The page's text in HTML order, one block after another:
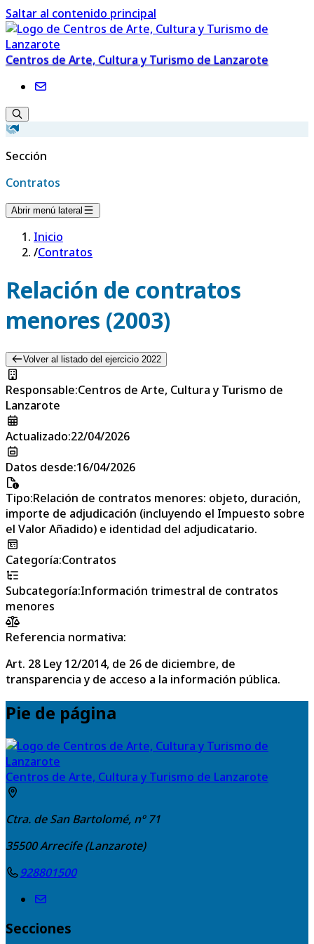
Saltar al contenido principal
Centros de Arte, Cultura y Turismo de Lanzarote
Sección
Contratos
Abrir menú lateral
Inicio
/Contratos
Relación de contratos
menores (2003)
Volver al listado del ejercicio 2022
Responsable:Centros de Arte, Cultura y Turismo de
Lanzarote
Actualizado:22/04/2026
Datos desde:16/04/2026
Tipo:Relación de contratos menores: objeto, duración,
importe de adjudicación (incluyendo el Impuesto sobre
el Valor Añadido) e identidad del adjudicatario.
Categoría:Contratos
Subcategoría:Información trimestral de contratos
menores
Referencia normativa:
Art. 28 Ley 12/2014, de 26 de diciembre, de
transparencia y de acceso a la información pública.
Pie de página
Centros de Arte, Cultura y Turismo de Lanzarote
Ctra. de San Bartolomé, nº 71
35500Arrecife (Lanzarote)
928801500
Secciones